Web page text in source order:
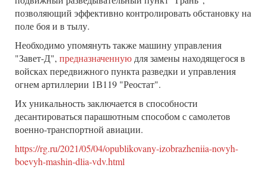
позволяющий эффективно контролировать обстановку на
поле боя и в тылу.
Необходимо упомянуть также машину управления
"Завет-Д", предназначеннуюдля замены находящегося в
войсках передвижного пункта разведки и управления
огнем артиллерии 1В119 "Реостат".
Их уникальность заключается в способности
десантироваться парашютным способом с самолетов
военно-транспортной авиации.
https://rg.ru/2021/05/04/opublikovany-izobrazheniia-novyh-
boevyh-mashin-dlia-vdv.html